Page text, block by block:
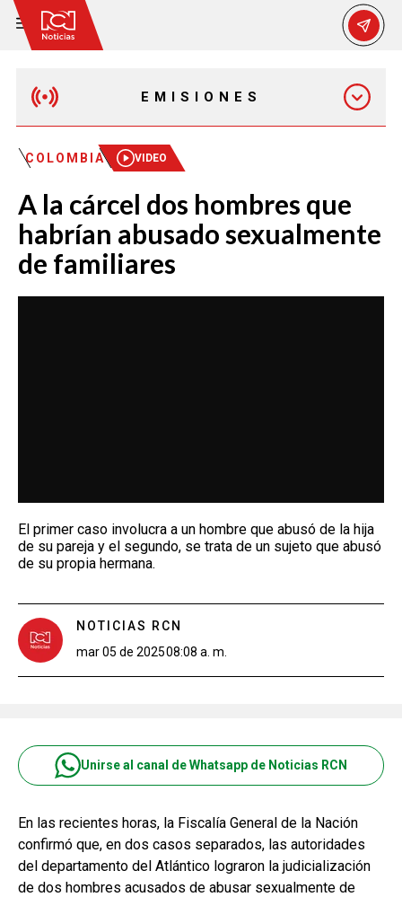
EMISIONES
MAÑANA EXPRESS
EMISIÓN 12:30 PM
EMISIÓN 7:00 PM
COLOMBIA VIDEO
A la cárcel dos hombres que
habrían abusado sexualmente
de familiares
El primer caso involucra a un hombre que abusó de la hija
de su pareja y el segundo, se trata de un sujeto que abusó
de su propia hermana.
NOTICIAS RCN
mar 05 de 202508:08 a. m.
Unirse al canal de Whatsapp de Noticias RCN
En las recientes horas, la Fiscalía General de la Nación
confirmó que, en dos casos separados, las autoridades
del departamento del Atlántico lograron la judicialización
de dos hombres acusados de abusar sexualmente de